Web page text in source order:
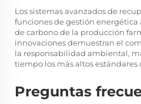
Los sistemas avanzados de
funciones de gestión
de carbono de la producción
innovaciones demuestran el
la responsabilidad ambiental,
tiempo los más altos
Preguntas